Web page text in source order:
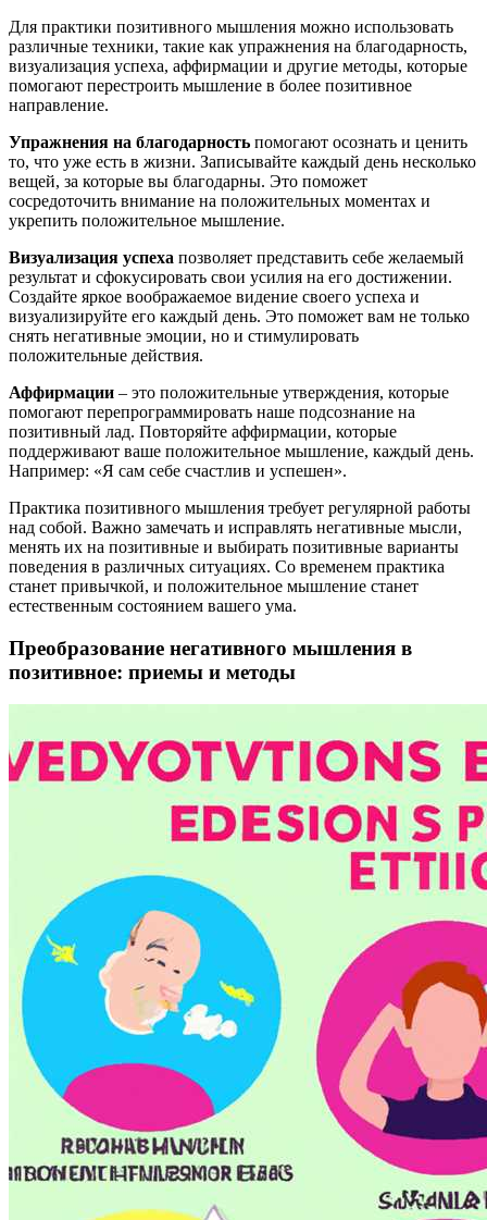
Для практики позитивного мышления можно использовать
различные техники, такие как упражнения на благодарность,
визуализация успеха, аффирмации и другие методы, которые
помогают перестроить мышление в более позитивное
направление.
Упражнения на благодарность помогают осознать и ценить
то, что уже есть в жизни. Записывайте каждый день несколько
вещей, за которые вы благодарны. Это поможет
сосредоточить внимание на положительных моментах и
укрепить положительное мышление.
Визуализация успеха позволяет представить себе желаемый
результат и сфокусировать свои усилия на его достижении.
Создайте яркое воображаемое видение своего успеха и
визуализируйте его каждый день. Это поможет вам не только
снять негативные эмоции, но и стимулировать
положительные действия.
Аффирмации – это положительные утверждения, которые
помогают перепрограммировать наше подсознание на
позитивный лад. Повторяйте аффирмации, которые
поддерживают ваше положительное мышление, каждый день.
Например: «Я сам себе счастлив и успешен».
Практика позитивного мышления требует регулярной работы
над собой. Важно замечать и исправлять негативные мысли,
менять их на позитивные и выбирать позитивные варианты
поведения в различных ситуациях. Со временем практика
станет привычкой, и положительное мышление станет
естественным состоянием вашего ума.
Преобразование негативного мышления в
позитивное: приемы и методы